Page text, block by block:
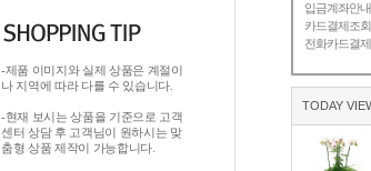
입금계좌안내
카드결제조회
전화카드결제
TODAY
-제품 이미지와 실제 상품은 계절이
나 지역에 따라 다를 수 있습니다.
-현재 보시는 상품을 기준으로 고객
센터 상담 후 고객님이 원하시는 맞
춤형 상품 제작이 가능합니다.